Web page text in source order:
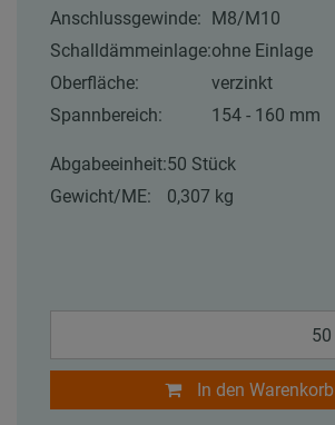
Anschlussgewinde:
M8/M10
Schalldämmeinlage:ohne Einlage
Oberfläche:
verzinkt
Spannbereich:
154 - 160 mm
Abgabeeinheit:50 Stück
Gewicht/ME:
0,307 kg
In den Warenkorb